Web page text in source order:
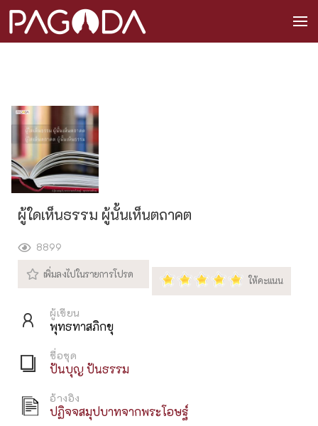
ผู้ใดเห็นธรรม ผู้นั้นเห็นตถาคต
8899
ผู้เขียน
พุทธทาสภิกขุ
ชื่อชุด
ปันบุญ ปันธรรม
อ้างอิง
ปฏิจจสมุปบาทจากพระโอษฐ์